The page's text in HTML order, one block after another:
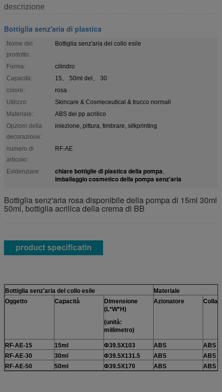
descrizione
Bottiglia senz'aria di plastica
Nome del
prodotto:
Bottiglia senz'aria del collo esile
Forma:
cilindro
Capacità:
15、 50ml del、 30
colore:
rosa
Utilizzo:
Skincare & Cosmeceutical & trucco normali
Materiale:
ABS dei pp acrilico
Opzioni della
decorazione:
iniezione, pittura, timbrare, silkprinting
numero di
articolo:
RF-AE
Evidenziare: chiare bottiglie di plastica della pompa,
imballaggio cosmetico della pompa senz'aria
Bottiglia senz'aria rosa disponibile della pompa di 15ml 30ml
50ml, bottiglia acrilica della crema di BB
Bottiglia senz'aria del collo esile
Materiale
Oggetto
Capacità
Dimensione
(L*W*H)
(unità:
millimetro)
Azionatore
RF-AE-15 15ml Φ39.5X103 ABS
ABS
RF-AE-30
30ml Φ39.5X131.5 ABS
ABS
RF-AE-50
50ml Φ39.5X170 ABS ABS